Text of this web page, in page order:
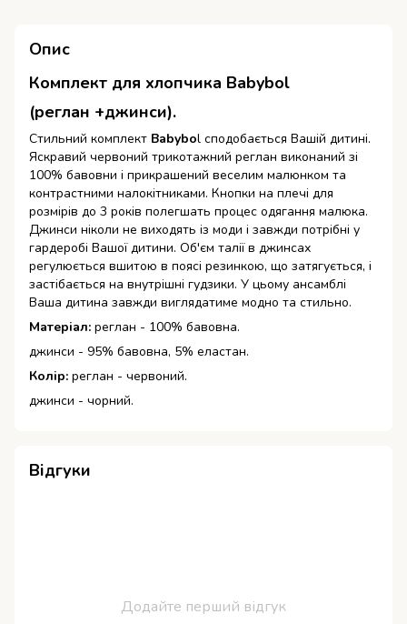
Опис
Комплект для хлопчика Babybol
(реглан +джинси).
Стильний комплект Babybol сподобається Вашій дитині.
Яскравий червоний трикотажний реглан виконаний зі
100% бавовни і прикрашений веселим малюнком та
контрастними налокітниками. Кнопки на плечі для
розмірів до 3 років полегшать процес одягання малюка.
Джинси ніколи не виходять із моди і завжди потрібні у
гардеробі Вашої дитини. Об'єм талії в джинсах
регулюється вшитою в поясі резинкою, що затягується, і
застібається на внутрішні гудзики. У цьому ансамблі
Ваша дитина завжди виглядатиме модно та стильно.
Матеріал: реглан - 100% бавовна.
джинси - 95% бавовна, 5% еластан.
Колір: реглан - червоний.
джинси - чорний.
Відгуки
Додайте перший відгук